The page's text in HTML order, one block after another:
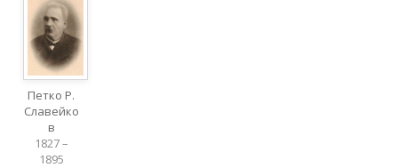
Петко Р.
Славейко
в
1827 –
1895